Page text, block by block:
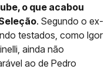
o que acabou
. Segundo o ex-
testados, como Igor
ainda não
ao de Pedro